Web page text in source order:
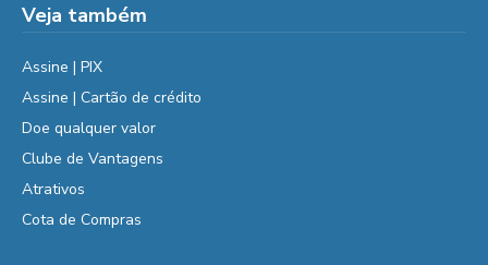
Veja também
Assine | PIX
Assine | Cartão de crédito
Doe qualquer valor
Clube de Vantagens
Atrativos
Cota de Compras